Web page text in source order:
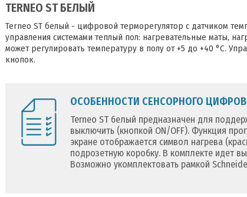
TERNEO ST БЕЛЫЙ
Terneo ST белый - цифровой терморегулятор с датчиком
управления системами теплый пол: нагревательные маты,
может регулировать температуру в полу от +5 до +40 °С.
кнопок.
ОСОБЕННОСТИ СЕНСОРНОГО
Terneo ST белый предназначен для
выключить (кнопкой ON/OFF). Функция
экране отображается символ нагрева
подрозетную коробку. В комплекте идет
Возможно укомплектовать рамкой